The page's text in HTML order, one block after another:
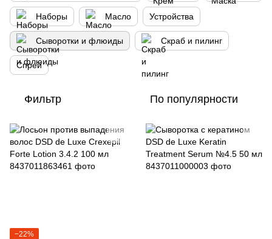
Наборы Масло Устройства
Сыворотки и флюиды Скраб и пилинг
Спрей
Фильтр По популярности
−22%